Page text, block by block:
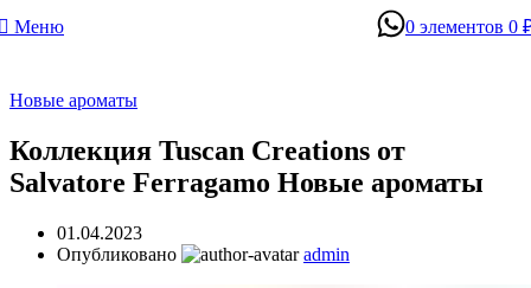
Меню 0 элементов 0
Новые ароматы
Коллекция Tuscan Creations от
Salvatore Ferragamo Новые ароматы
01.04.2023
Опубликовано
admin